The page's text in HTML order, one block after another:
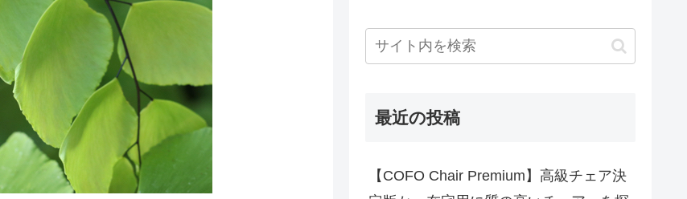
最近の投稿
【COFO Chair Premium】高級チェア決